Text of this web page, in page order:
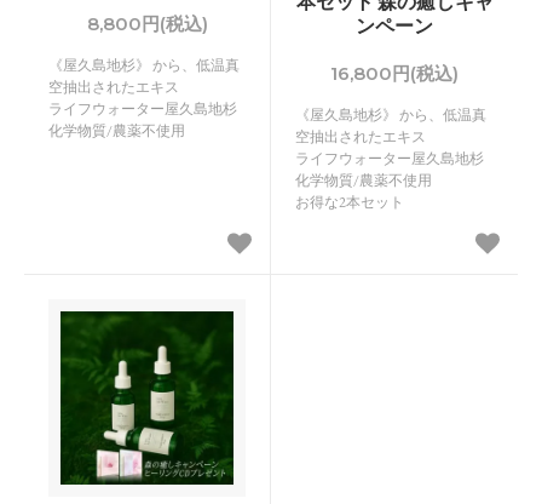
8,800円(税込)
《屋久島地杉》 から、低温真
空抽出されたエキス
ライフウォーター屋久島地杉
化学物質/農薬不使用
ンペーン
16,800円(税込)
《屋久島地杉》 から、低温真
空抽出されたエキス
ライフウォーター屋久島地杉
化学物質/農薬不使用
お得な2本セット